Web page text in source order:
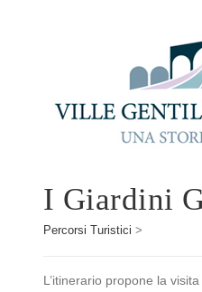
I Giardini
Percorsi Turistici >
L’itinerario propone la